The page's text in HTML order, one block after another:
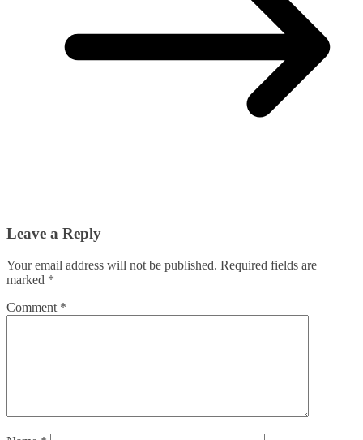
Leave a Reply
Your email address will not be published. Required fields are
marked *
Comment *